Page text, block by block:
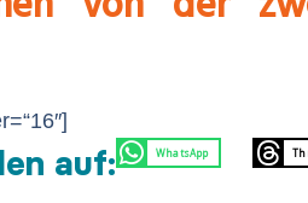
auf: WhatsApp